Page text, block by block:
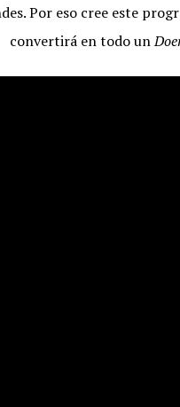
Por eso cree este
convertirá en todo un